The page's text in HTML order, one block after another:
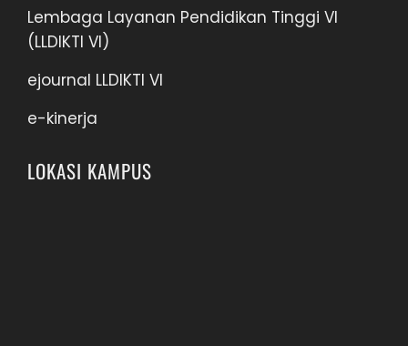
Lembaga Layanan Pendidikan Tinggi VI
(LLDIKTI VI)
ejournal LLDIKTI VI
e-kinerja
LOKASI KAMPUS